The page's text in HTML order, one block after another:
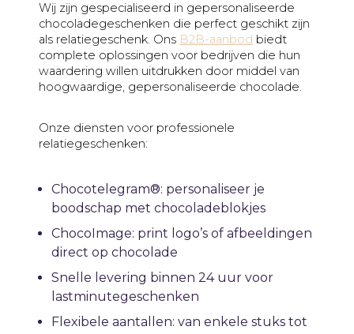
Wij zijn gespecialiseerd in gepersonaliseerde
chocoladegeschenken die perfect geschikt zijn
als relatiegeschenk. Ons B2B-aanbod biedt
complete oplossingen voor bedrijven die hun
waardering willen uitdrukken door middel van
hoogwaardige, gepersonaliseerde chocolade.
Onze diensten voor professionele
relatiegeschenken:
Chocotelegram®: personaliseer je
boodschap met chocoladeblokjes
ChocoImage: print logo’s of afbeeldingen
direct op chocolade
Snelle levering binnen 24 uur voor
lastminutegeschenken
Flexibele aantallen: van enkele stuks tot